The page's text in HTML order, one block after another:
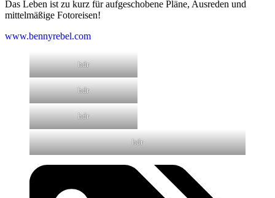
Das Leben ist zu kurz für aufgeschobene Pläne, Ausreden und
mittelmäßige Fotoreisen!
www.bennyrebel.com
hdr
hdr
hdr
hdr